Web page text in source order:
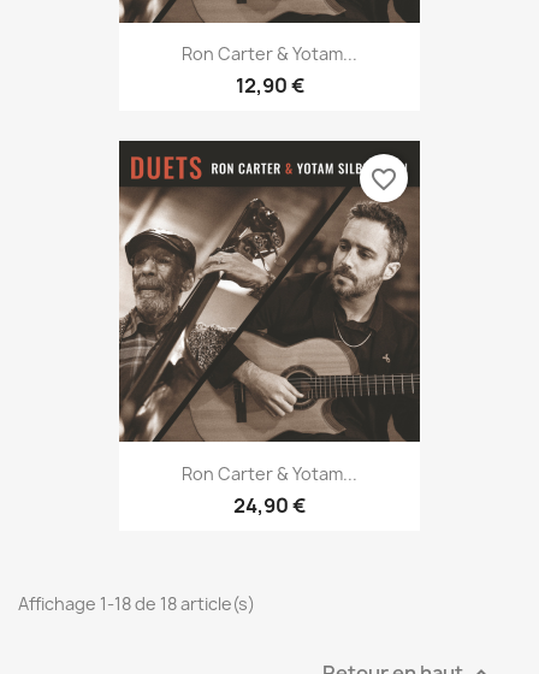
Ron Carter & Yotam...
12,90 €
Ron Carter & Yotam...
24,90 €
favorite_border
Affichage 1-18 de 18 article(s)